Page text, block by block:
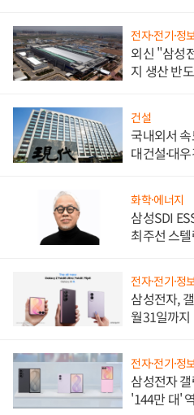
전자·전기·정
외신 "삼성
지 생산 반
건설
국내외서
대건설·대
화학·에너지
삼성SDI
최주선 스
전자·전기·정
삼성전자,
월31일까지
전자·전기·정
삼성전자
'144만 대'